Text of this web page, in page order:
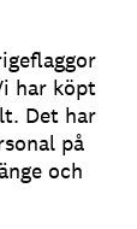
har köpt
Det har
på
och